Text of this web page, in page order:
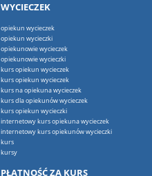
WYCIECZEK
opiekun wycieczek
opiekun wycieczki
opiekunowie wycieczek
opiekunowie wycieczki
kurs opiekun wycieczek
kurs opiekun wycieczek
kurs na opiekuna wycieczek
kurs dla opiekunów wycieczek
kurs opiekun wycieczki
internetowy kurs opiekuna wycieczek
internetowy kurs opiekunów wycieczki
kurs
kursy
PŁATNOŚĆ ZA KURS